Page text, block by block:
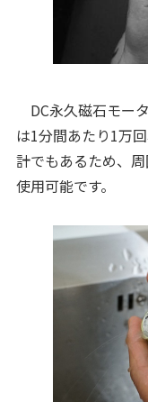
DC永久磁石モー
は1分間あたり1万
計でもあるため、
使用可能です。